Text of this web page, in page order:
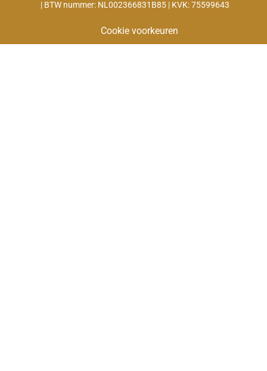
| BTW nummer: NL002366831B85 | KVK: 75599643
Cookie voorkeuren